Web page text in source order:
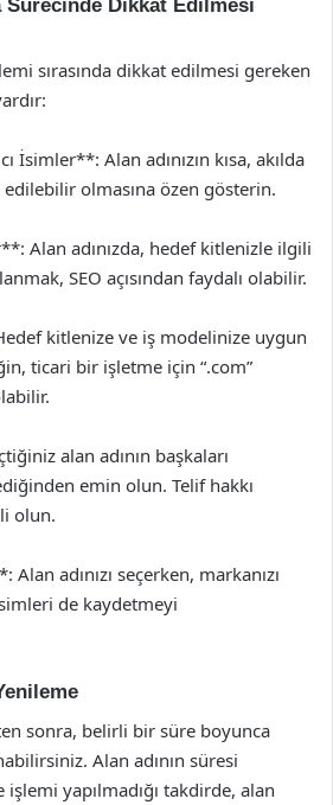
Sürecinde Dikkat Edilmesi
sırasında dikkat edilmesi gereken
İsimler**: Alan adınızın kısa, akılda
edilebilir olmasına özen gösterin.
Alan adınızda, hedef kitlenizle ilgili
SEO açısından faydalı olabilir.
kitlenize ve iş modelinize uygun
ticari bir işletme için “.com”
alan adının başkaları
emin olun. Telif hakkı
olun.
adınızı seçerken, markanızı
de kaydetmeyi
sonra, belirli bir süre boyunca
Alan adının süresi
yapılmadığı takdirde, alan